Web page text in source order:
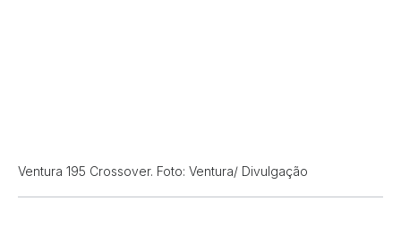
Ventura 195 Crossover. Foto: Ventura/ Divulgação